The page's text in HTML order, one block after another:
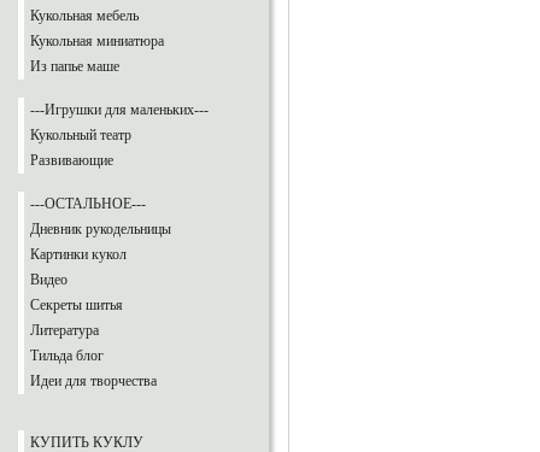
Кукольная мебель
Кукольная миниатюра
Из папье маше
---Игрушки для маленьких---
Кукольный театр
Развивающие
---ОСТАЛЬНОЕ---
Дневник рукодельницы
Картинки кукол
Видео
Секреты шитья
Литература
Тильда блог
Идеи для творчества
КУПИТЬ КУКЛУ